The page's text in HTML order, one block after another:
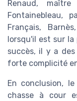
Renaud,
Fontainebleau,
Français,
lorsqu'il est sur
succès, il y a des
forte complicité
En conclusion,
chasse à cour